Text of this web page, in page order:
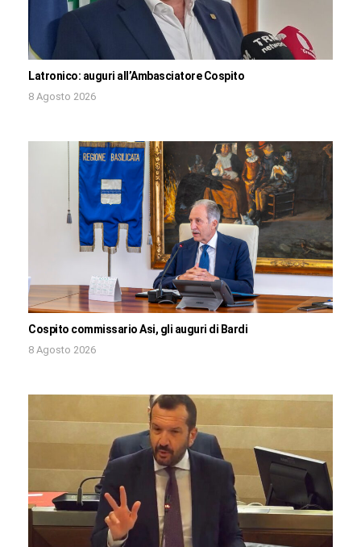
Latronico: auguri all’Ambasciatore Cospito
8 Agosto 2026
Cospito commissario Asi, gli auguri di Bardi
8 Agosto 2026